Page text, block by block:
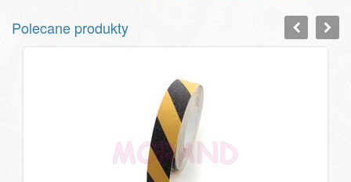
Polecane produkty